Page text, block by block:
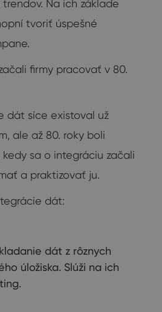
Na ich základe
tvoriť úspešné
firmy pracovať v 80.
dát síce existoval už
ale až 80. roky boli
sa o integráciu začali
a praktizovať ju.
dát:
dát z rôznych
úložiska. Slúži na ich